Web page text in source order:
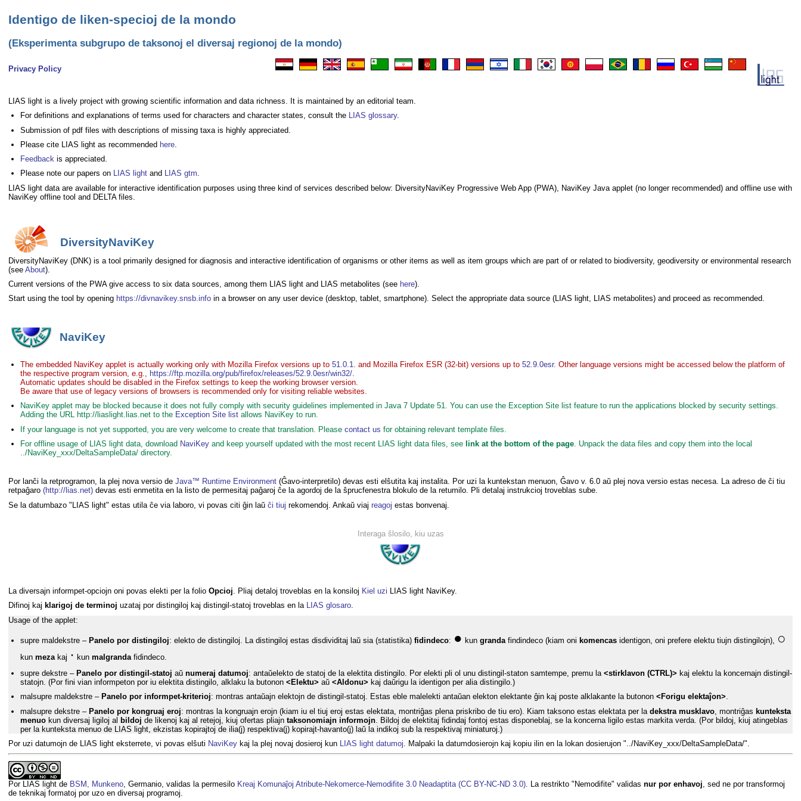
Identigo de liken-specioj de la mondo
(Eksperimenta subgrupo de taksonoj el diversaj regionoj de la mondo)
Privacy Policy
LIAS light is a lively project with growing scientific information and data richness. It is maintained by an editorial team.
For definitions and explanations of terms used for characters and character states, consult the LIAS glossary.
Submission of pdf files with descriptions of missing taxa is highly appreciated.
Please cite LIAS light as recommended here.
Feedbackis appreciated.
Please note our papers on LIAS lightand LIAS gtm.
LIAS light data are available for interactive identification purposes using three kind of services described below: DiversityNaviKey Progressive Web App (PWA), NaviKey Java applet (no longer recommended) and offline use with
NaviKey offline tool and DELTA files.
DiversityNaviKey
DiversityNaviKey (DNK) is a tool primarily designed for diagnosis and interactive identification of organisms or other items as well as item groups which are part of or related to biodiversity, geodiversity or environmental research
(see About).
Current versions of the PWA give access to six data sources, among them LIAS light and LIAS metabolites (see here).
Start using the tool by opening https://divnavikey.snsb.info in a browser on any user device (desktop, tablet, smartphone). Select the appropriate data source (LIAS light, LIAS metabolites) and proceed as recommended.
NaviKey
The embedded NaviKey applet is actually working only with Mozilla Firefox versions up to 51.0.1 . and Mozilla Firefox ESR (32-bit) versions up to 52.9.0esr. Other language versions might be accessed below the platform of
the respective program version, e.g.,
https://ftp.mozilla.org/pub/firefox/releases/52.9.0esr/win32/.
Automatic updates should be disabled in the Firefox settings to keep the working browser version.
Be aware that use of legacy versions of browsers is recommended only for visiting reliable websites.
NaviKey applet may be blocked because it does not fully comply with security guidelines implemented in Java 7 Update 51. You can use the Exception Site list feature to run the applications blocked by security settings.
Adding the URL http://liaslight.lias.net to the Exception Site listallows NaviKey to run.
If your language is not yet supported, you are very welcome to create that translation. Please contact us for obtaining relevant template files.
For offline usage of LIAS light data, download NaviKeyand keep yourself updated with the most recent LIAS light data files, see link at the bottom of the page. Unpack the data files and copy them into the local
../NaviKey_xxx/DeltaSampleData/ directory.
Por lanĉi la retprogramon, la plej nova versio de Java™ Runtime Environment (Ĝavo-interpretilo) devas esti elŝutita kaj instalita. Por uzi la kuntekstan menuon, Ĝavo v. 6.0 aŭ plej nova versio estas necesa. La adreso de ĉi tiu
retpaĝaro (http://lias.net) devas esti enmetita en la listo de permesitaj paĝaroj ĉe la agordoj de la ŝprucfenestra blokulo de la retumilo. Pli detalaj instrukcioj troveblas sube.
Se la datumbazo "LIAS light" estas utila ĉe via laboro, vi povas citi ĝin laŭ ĉi tiuj rekomendoj. Ankaŭ viaj reagoj estas bonvenaj.
Interaga ŝlosilo, kiu uzas
La diversajn informpet-opciojn oni povas elekti per la folio Opcioj. Pliaj detaloj troveblas en la konsiloj Kiel uzi LIAS light NaviKey.
Difinoj kaj klarigoj de terminoj uzataj por distingiloj kaj distingil-statoj troveblas en la LIAS glosaro.
Usage of the applet:
supre maldekstre – Panelo por distingiloj: elekto de distingiloj. La distingiloj estas disdividitaj laŭ sia (statistika) fidindeco: ● kun grandafindindeco (kiam oni komencasidentigon, oni prefere elektu tiujn distingilojn), ○
kun mezakaj · kun malgrandafidindeco.
supre dekstre – Panelo por distingil-statoj aŭ numeraj datumoj: antaŭelekto de statoj de la elektita distingilo. Por elekti pli ol unu distingil-staton samtempe, premu la <stirklavon (CTRL)> kaj elektu la koncernajn distingil-
statojn. (Por fini vian informpeton por iu elektita distingilo, alklaku la butonon <Elektu> aŭ <Aldonu> kaj daŭrigu la identigon per alia distingilo.)
malsupre maldekstre – Panelo por informpet-kriterioj: montras antaŭajn elektojn de distingil-statoj. Estas eble malelekti antaŭan elekton elektante ĝin kaj poste alklakante la butonon <Forigu elektaĵon>.
malsupre dekstre – Panelo por kongruaj eroj: montras la kongruajn erojn (kiam iu el tiuj eroj estas elektata, montriĝas plena priskribo de tiu ero). Kiam taksono estas elektata per la dekstra musklavo, montriĝas kunteksta
menuokun diversaj ligiloj al bildoj de likenoj kaj al retejoj, kiuj ofertas pliajn taksonomiajn informojn. Bildoj de elektitaj fidindaj fontoj estas disponeblaj, se la koncerna ligilo estas markita verda. (Por bildoj, kiuj atingeblas
per la kunteksta menuo de LIAS light, ekzistas kopirajtoj de ilia(j) respektiva(j) kopirajt-havanto(j) laŭ la indikoj sub la respektivaj miniaturoj.)
Por uzi datumojn de LIAS light eksterrete, vi povas elŝuti NaviKey kaj la plej novaj dosieroj kun LIAS light datumoj. Malpaki la datumdosierojn kaj kopiu ilin en la lokan dosierujon "../NaviKey_xxx/DeltaSampleData/".
Por LIAS light de BSM, Munkeno , Germanio, validas la permesilo Kreaj Komunaĵoj Atribute-Nekomerce-Nemodifite 3.0 Neadaptita (CC BY-NC-ND 3.0) . La restrikto "Nemodifite" validas nur por enhavoj , sed ne por transformoj
de teknikaj formatoj por uzo en diversaj programoj.